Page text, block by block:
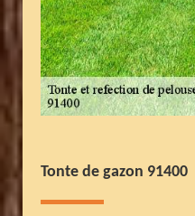
Tonte de gazon 91400